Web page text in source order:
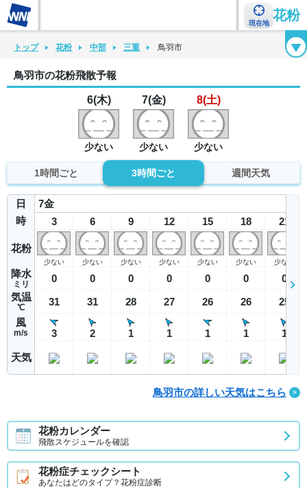
現在地
花粉
花粉カレンダー 花粉図鑑 花粉症チェックシート 花粉症ハンドブック
トップ 花粉 中部 三重 鳥羽市
鳥羽市の花粉飛散予報
6(木)
少ない
7(金)
少ない
8(土)
少ない
1時間ごと 3時間ごと 週間天気
日
時
花粉
降水
ミリ
気温
℃
風
m/s
天気
7金
3
少ない
0
31
3
6
少ない
0
31
2
9
少ない
0
28
1
12
少ない
0
27
1
15
少ない
0
26
1
18
少ない
0
26
1
21
少ない
0
25
1
鳥羽市の詳しい天気はこちら
花粉カレンダー
飛散スケジュールを確認
花粉症チェックシート
あなたはどのタイプ？花粉症診断